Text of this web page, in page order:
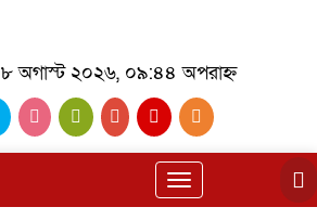
অগাস্ট ২০২৬, ০৯:৪৪ অপরাহ্ন
Toggle
navigation